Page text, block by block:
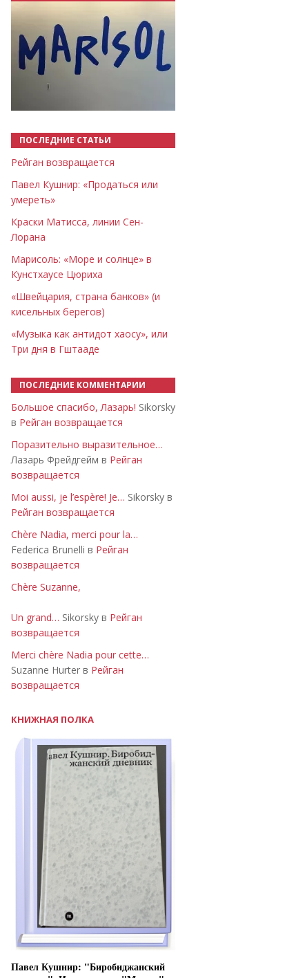
ПОСЛЕДНИЕ СТАТЬИ
Рейган возвращается
Павел Кушнир: «Продаться или
умереть»
Краски Матисса, линии Сен-
Лорана
Марисоль: «Море и солнце» в
Кунстхаусе Цюриха
«Швейцария, страна банков» (и
кисельных берегов)
«Музыка как антидот хаосу», или
Три дня в Гштааде
ПОСЛЕДНИЕ КОММЕНТАРИИ
Большое спасибо, Лазарь! Sikorsky
в Рейган возвращается
Поразительно выразительное…
Лазарь Фрейдгейм в Рейган
возвращается
Moi aussi, je l’espère! Je… Sikorsky в
Рейган возвращается
Chère Nadia, merci pour la…
Federica Brunelli в Рейган
возвращается
Chère Suzanne,
Un grand… Sikorsky в Рейган
возвращается
Merci chère Nadia pour cette…
Suzanne Hurter в Рейган
возвращается
КНИЖНАЯ ПОЛКА
Павел Кушнир: "Биробиджанский